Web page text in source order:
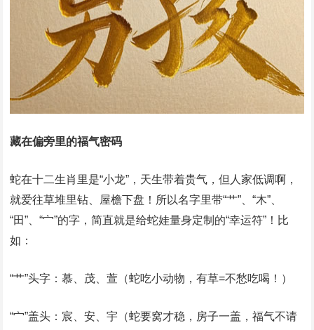
‌藏在偏旁里的福气密码‌
蛇在十二生肖里是“小龙”，天生带着贵气，但人家低调啊，
就爱往草堆里钻、屋檐下盘！所以名字里‌带“艹”、“木”、
“田”、“宀”‌的字，简直就是给蛇娃量身定制的“幸运符”！比
如：
‌“艹”头字‌：慕、茂、萱（蛇吃小动物，有草=不愁吃喝！）
‌“宀”盖头‌：宸、安、宇（蛇要窝才稳，房子一盖，福气不请